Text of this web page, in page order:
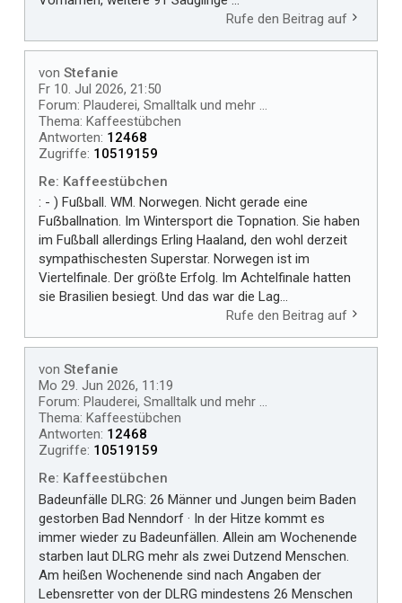
Rufe den Beitrag auf
von Stefanie
Fr 10. Jul 2026, 21:50
Forum: Plauderei, Smalltalk und mehr ...
Thema: Kaffeestübchen
Antworten: 12468
Zugriffe: 10519159
Re: Kaffeestübchen
: - ) Fußball. WM. Norwegen. Nicht gerade eine
Fuẞballnation. Im Wintersport die Topnation. Sie haben
im Fußball allerdings Erling Haaland, den wohl derzeit
sympathischesten Superstar. Norwegen ist im
Viertelfinale. Der größte Erfolg. Im Achtelfinale hatten
sie Brasilien besiegt. Und das war die Lag...
Rufe den Beitrag auf
von Stefanie
Mo 29. Jun 2026, 11:19
Forum: Plauderei, Smalltalk und mehr ...
Thema: Kaffeestübchen
Antworten: 12468
Zugriffe: 10519159
Re: Kaffeestübchen
Badeunfälle DLRG: 26 Männer und Jungen beim Baden
gestorben Bad Nenndorf · In der Hitze kommt es
immer wieder zu Badeunfällen. Allein am Wochenende
starben laut DLRG mehr als zwei Dutzend Menschen.
Am heißen Wochenende sind nach Angaben der
Lebensretter von der DLRG mindestens 26 Menschen